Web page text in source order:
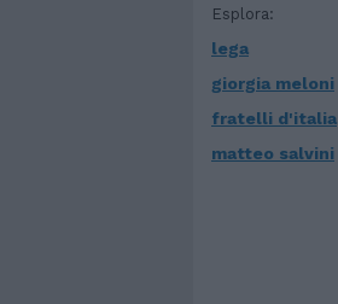
Esplora:
lega
giorgia meloni
fratelli d'italia
matteo salvini